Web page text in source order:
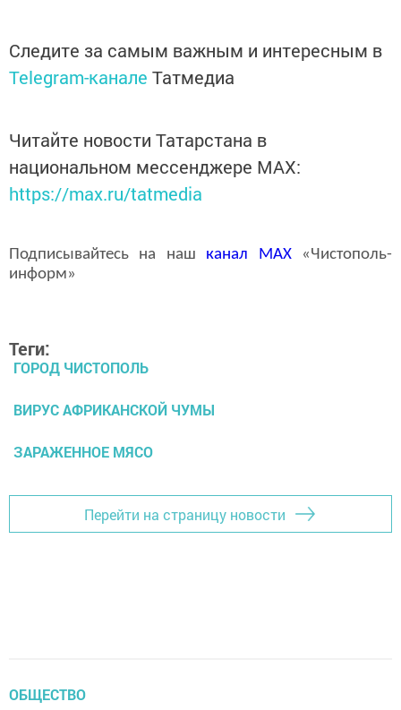
Следите за самым важным и интересным в
Telegram-канале Татмедиа
Читайте новости Татарстана в
национальном мессенджере MАХ:
https://max.ru/tatmedia
Подписывайтесь на наш канал MAX«Чистополь-
информ»
Теги:
ГОРОД ЧИСТОПОЛЬ
ВИРУС АФРИКАНСКОЙ ЧУМЫ
ЗАРАЖЕННОЕ МЯСО
Перейти на страницу новости
ОБЩЕСТВО